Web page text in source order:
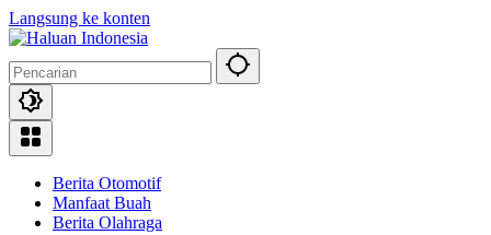
Langsung ke konten
Berita Otomotif
Manfaat Buah
Berita Olahraga